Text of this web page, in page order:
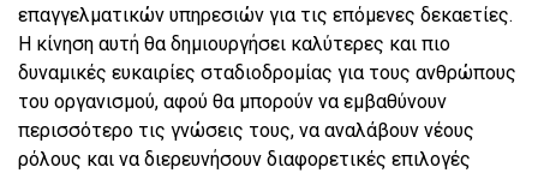
επαγγελματικών υπηρεσιών για τις επόμενες δεκαετίες.
Η κίνηση αυτή θα δημιουργήσει καλύτερες και πιο
δυναμικές ευκαιρίες σταδιοδρομίας για τους ανθρώπους
του οργανισμού, αφού θα μπορούν να εμβαθύνουν
περισσότερο τις γνώσεις τους, να αναλάβουν νέους
ρόλους και να διερευνήσουν διαφορετικές επιλογές